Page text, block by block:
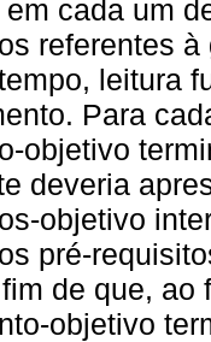
cada um
referentes
leitura
Para
objetivo
deveria
objetivo
pré-
de que,
objetivo